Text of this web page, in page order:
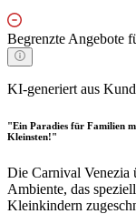
Begrenzte Angebote
KI-generiert aus
"Ein Paradies für Familien
Kleinsten!"
Die Carnival Venezia
Ambiente, das
Kleinkindern